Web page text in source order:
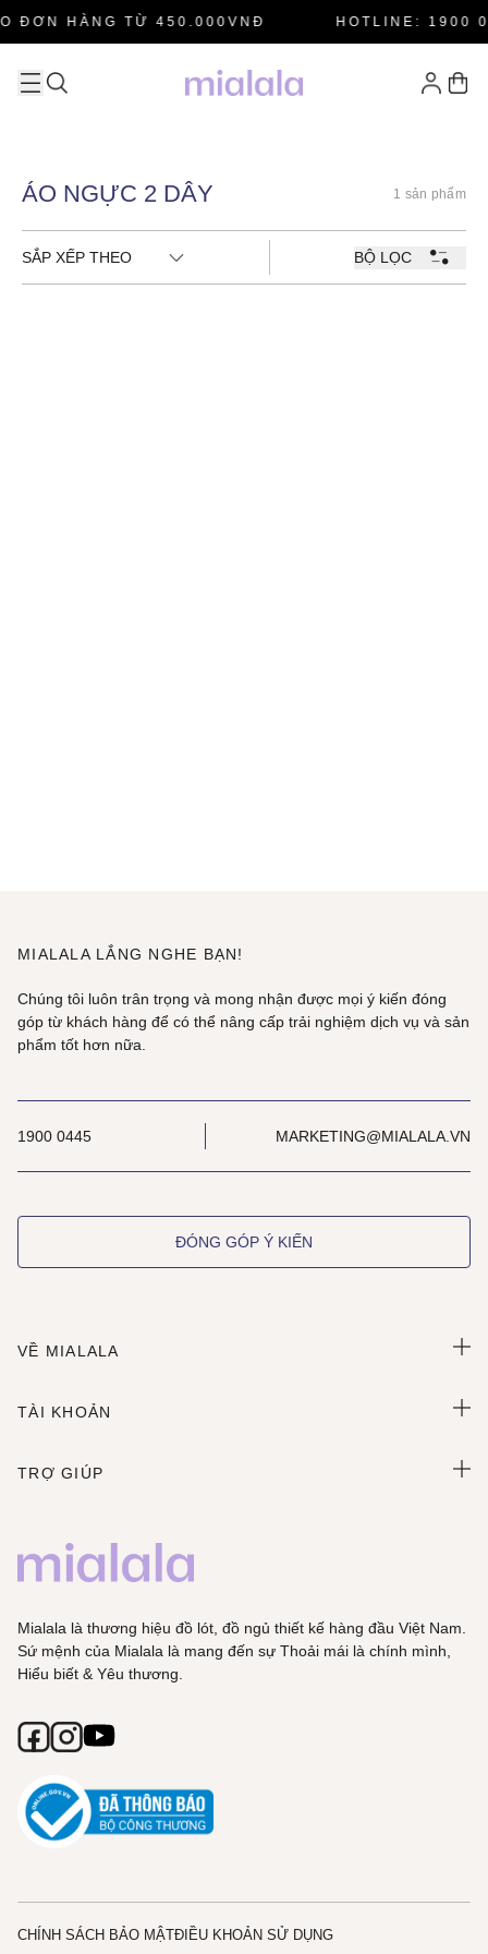
ĐƠN HÀNG TỪ 450.000VNĐ HOTLINE: 1900
ÁO NGỰC 2 DÂY 1 sản phẩm
SẮP XẾP THEO BỘ LỌC
MIALALA LẮNG NGHE BẠN!
Chúng tôi luôn trân trọng và mong nhận được mọi ý kiến đóng
góp từ khách hàng để có thể nâng cấp trải nghiệm dịch vụ và sản
phẩm tốt hơn nữa.
1900 0445 MARKETING@MIALALA.VN
ĐÓNG GÓP Ý KIẾN
VỀ MIALALA
TÀI KHOẢN
TRỢ GIÚP
Mialala là thương hiệu đồ lót, đồ ngủ thiết kế hàng đầu Việt Nam.
Sứ mệnh của Mialala là mang đến sự Thoải mái là chính mình,
Hiểu biết & Yêu thương.
CHÍNH SÁCH BẢO MẬTĐIỀU KHOẢN SỬ DỤNG